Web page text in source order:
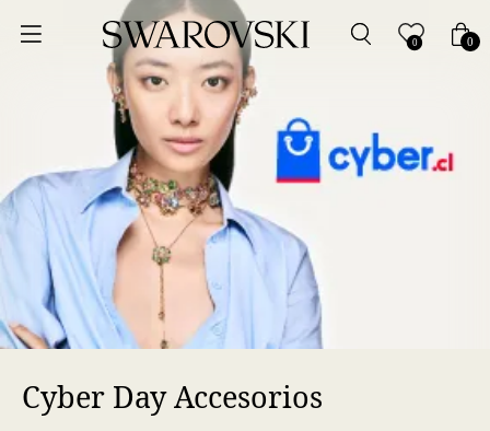
0 0
Cyber Day Accesorios
Ordenar por
Precio más bajo
Precio más alto
Los más vendidos
A - Z
Z - A
Fecha de lanzamiento